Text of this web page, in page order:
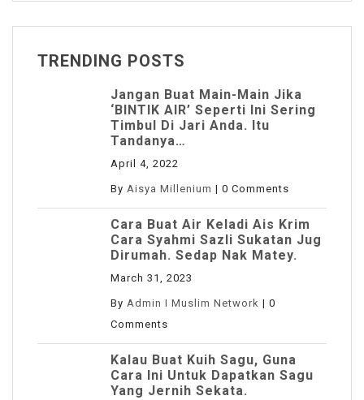
TRENDING POSTS
Jangan Buat Main-Main Jika
‘BINTIK AIR’ Seperti Ini Sering
Timbul Di Jari Anda. Itu
Tandanya…
April 4, 2022
By Aisya Millenium | 0 Comments
Cara Buat Air Keladi Ais Krim
Cara Syahmi Sazli Sukatan Jug
Dirumah. Sedap Nak Matey.
March 31, 2023
By Admin I Muslim Network | 0
Comments
Kalau Buat Kuih Sagu, Guna
Cara Ini Untuk Dapatkan Sagu
Yang Jernih Sekata.